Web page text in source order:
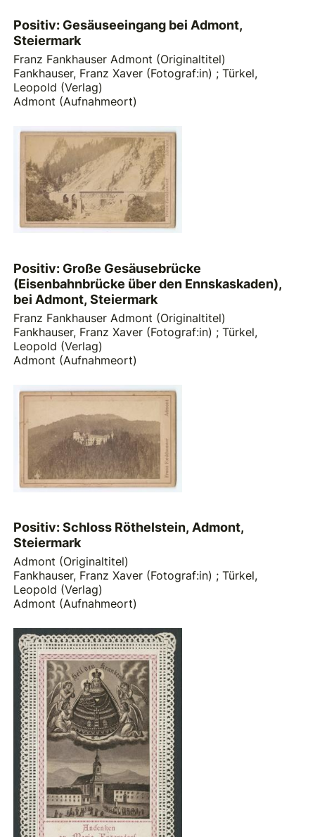
Positiv: Gesäuseeingang bei Admont,
Steiermark
Franz Fankhauser Admont (Originaltitel)
Fankhauser, Franz Xaver (Fotograf:in) ;Türkel,
Leopold (Verlag)
Admont (Aufnahmeort)
Positiv: Große Gesäusebrücke
(Eisenbahnbrücke über den Ennskaskaden),
bei Admont, Steiermark
Franz Fankhauser Admont (Originaltitel)
Fankhauser, Franz Xaver (Fotograf:in) ;Türkel,
Leopold (Verlag)
Admont (Aufnahmeort)
Positiv: Schloss Röthelstein, Admont,
Steiermark
Admont (Originaltitel)
Fankhauser, Franz Xaver (Fotograf:in) ;Türkel,
Leopold (Verlag)
Admont (Aufnahmeort)